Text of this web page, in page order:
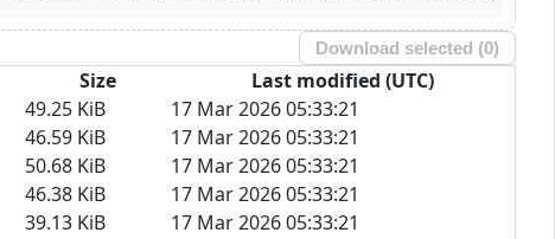
Download selected (0)
Size
Last modified (UTC)
49.25 KiB
17 Mar 2026 05:33:21
46.59 KiB
17 Mar 2026 05:33:21
50.68 KiB
17 Mar 2026 05:33:21
46.38 KiB
17 Mar 2026 05:33:21
39.13 KiB
17 Mar 2026 05:33:21